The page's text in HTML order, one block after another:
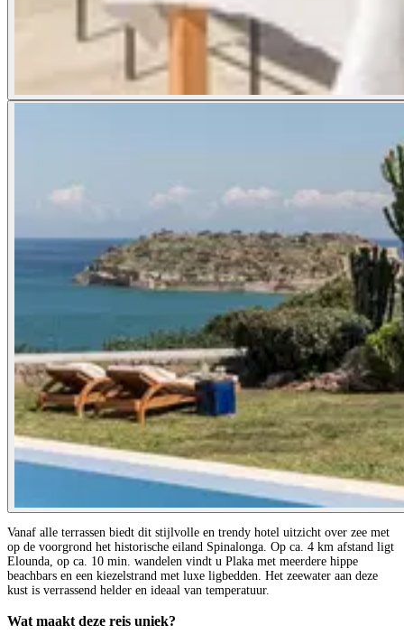
Vanaf alle terrassen biedt dit stijlvolle en trendy hotel uitzicht over zee met
op de voorgrond het historische eiland Spinalonga. Op ca. 4 km afstand ligt
Elounda, op ca. 10 min. wandelen vindt u Plaka met meerdere hippe
beachbars en een kiezelstrand met luxe ligbedden. Het zeewater aan deze
kust is verrassend helder en ideaal van temperatuur.
Wat maakt deze reis uniek?